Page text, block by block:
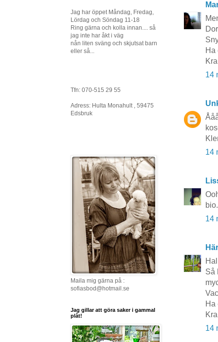
Ha
14
14
14
Så
Ha
14
Jag har öppet Måndag, Fredag,
Lördag och Söndag 11-18
Ring gärna och kolla innan.... så
jag inte har åkt i väg
nån liten sväng och skjutsat barn
eller så...
Tfn: 070-515 29 55
Adress: Hulta Monahult , 59475
Edsbruk
Maila mig gärna på :
sofiasbod@hotmail.se
Jag gillar att göra saker i gammal
plåt!